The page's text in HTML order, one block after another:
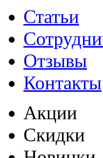
Статьи
Отзывы
Контакты
Акции
Скидки